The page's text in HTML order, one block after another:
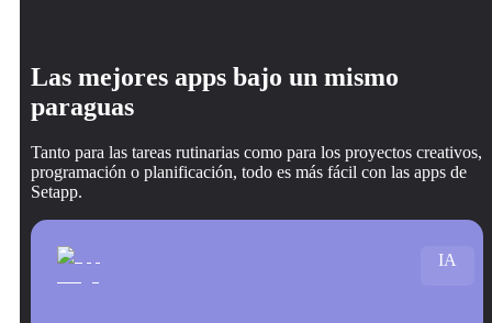
Las mejores apps bajo un mismo
paraguas
Tanto para las tareas rutinarias como para los proyectos creativos,
programación o planificación, todo es más fácil con las apps de
Setapp.
IA